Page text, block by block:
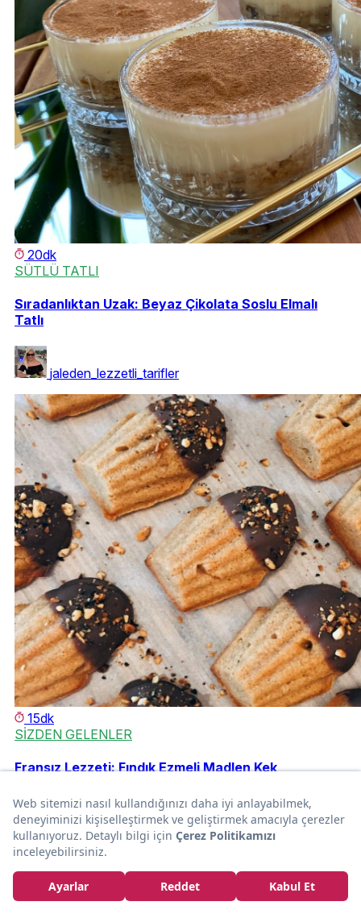
20dk
SÜTLÜ TATLI
Sıradanlıktan Uzak: Beyaz Çikolata Soslu Elmalı
Tatlı
jaleden_lezzetli_tarifler
15dk
SİZDEN GELENLER
Fransız Lezzeti: Fındık Ezmeli Madlen Kek
İlayda Olgaç Ulus